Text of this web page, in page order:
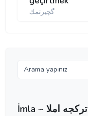
گچیرتمك
İmla ~ تركجه املا